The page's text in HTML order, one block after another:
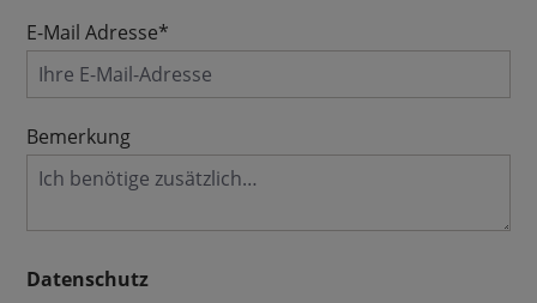
E-Mail Adresse*
Bemerkung
Datenschutz